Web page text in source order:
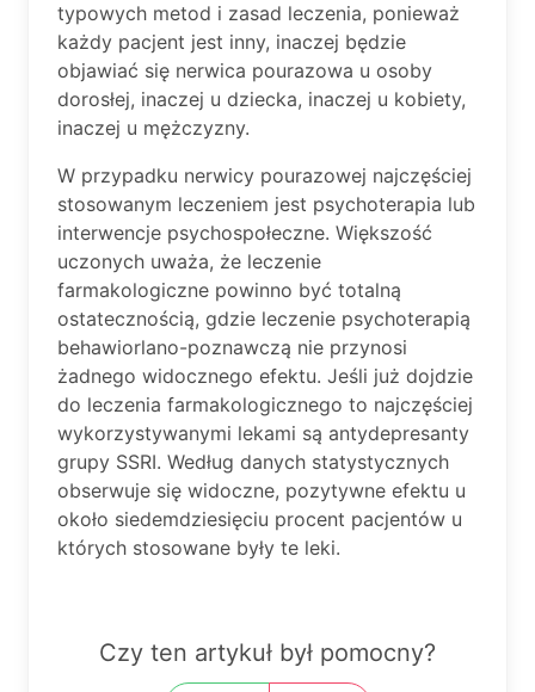
typowych metod i zasad leczenia, ponieważ
każdy pacjent jest inny, inaczej będzie
objawiać się nerwica pourazowa u osoby
dorosłej, inaczej u dziecka, inaczej u kobiety,
inaczej u mężczyzny.
W przypadku nerwicy pourazowej najczęściej
stosowanym leczeniem jest psychoterapia lub
interwencje psychospołeczne. Większość
uczonych uważa, że leczenie
farmakologiczne powinno być totalną
ostatecznością, gdzie leczenie psychoterapią
behawiorlano-poznawczą nie przynosi
żadnego widocznego efektu. Jeśli już dojdzie
do leczenia farmakologicznego to najczęściej
wykorzystywanymi lekami są antydepresanty
grupy SSRI. Według danych statystycznych
obserwuje się widoczne, pozytywne efektu u
około siedemdziesięciu procent pacjentów u
których stosowane były te leki.
Czy ten artykuł był pomocny?